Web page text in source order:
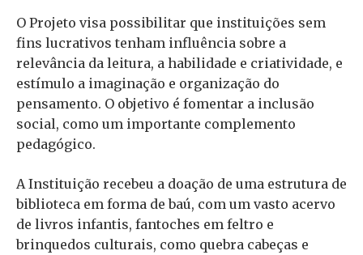
O Projeto visa possibilitar que instituições sem
fins lucrativos tenham influência sobre a
relevância da leitura, a habilidade e criatividade, e
estímulo a imaginação e organização do
pensamento. O objetivo é fomentar a inclusão
social, como um importante complemento
pedagógico.
A Instituição recebeu a doação de uma estrutura de
biblioteca em forma de baú, com um vasto acervo
de livros infantis, fantoches em feltro e
brinquedos culturais, como quebra cabeças e